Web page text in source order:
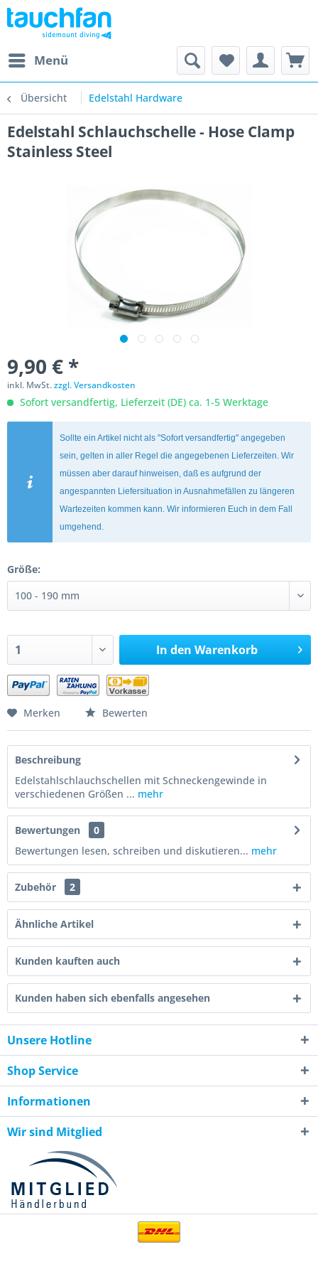
Menü
Übersicht Edelstahl Hardware
Edelstahl Schlauchschelle - Hose Clamp
Stainless Steel
9,90 € *
inkl. MwSt.zzgl. Versandkosten
Sofort versandfertig, Lieferzeit (DE) ca. 1-5 Werktage
Sollte ein Artikel nicht als "Sofort versandfertig" angegeben
sein, gelten in aller Regel die angegebenen Lieferzeiten. Wir
müssen aber darauf hinweisen, daß es aufgrund der
angespannten Liefersituation in Ausnahmefällen zu längeren
Wartezeiten kommen kann. Wir informieren Euch in dem Fall
umgehend.
Größe:
In den Warenkorb
Merken Bewerten
Beschreibung
Edelstahlschlauchschellen mit Schneckengewinde in
verschiedenen Größen ... mehr
Bewertungen
0
Bewertungen lesen, schreiben und diskutieren... mehr
Zubehör 2
Ähnliche Artikel
Kunden kauften auch
Kunden haben sich ebenfalls angesehen
Unsere Hotline
Shop Service
Informationen
Wir sind Mitglied